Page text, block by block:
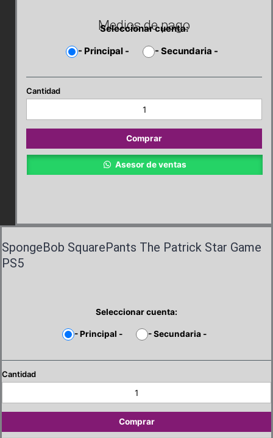
Medios de pago
Seleccionar cuenta:
- Principal- - Secundaria -
SpongeBob
The
Star
Game
PS5
Comprar
Asesor de ventas
SpongeBob SquarePants The Patrick Star Game
PS5
Seleccionar cuenta:
-Principal - -Secundaria-
SpongeBob
The
Star
Comprar